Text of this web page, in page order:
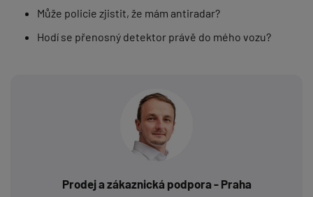
Může policie zjistit, že mám antiradar?
Hodí se přenosný detektor právě do mého vozu?
Prodej a zákaznická podpora - Praha